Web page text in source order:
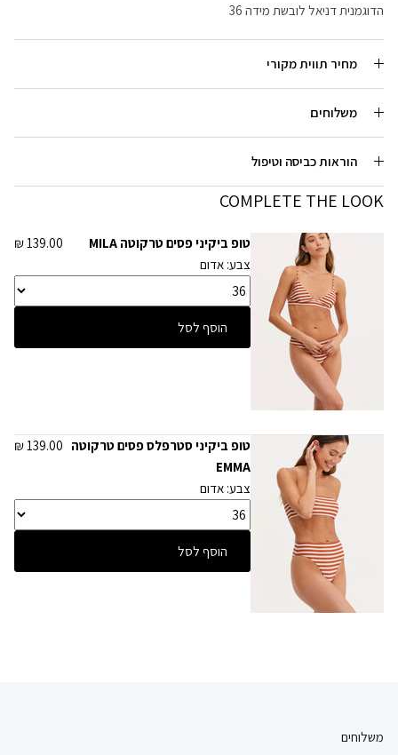
הדוגמנית דניאל לובשת מידה 36
מחיר תווית מקורי
משלוחים
הוראות כביסה וטיפול
COMPLETE THE LOOK
טופ ביקיני פסים טרקוטה MILA
139.00 ₪
צבע: אדום
הוסף לסל
טופ ביקיני סטרפלס פסים טרקוטה
EMMA
139.00 ₪
צבע: אדום
הוסף לסל
משלוחים